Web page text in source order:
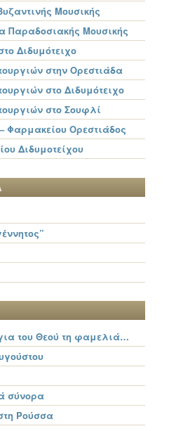
Μουσικής
Παραδοσιακής Μουσικής
Διδυμότειχο
στην Ορεστιάδα
στο Διδυμότειχο
στο Σουφλί
Φαρμακείου Ορεστιάδος
Διδυμοτείχου
του Θεού τη φαμελιά…
σύνορα
Ρούσσα